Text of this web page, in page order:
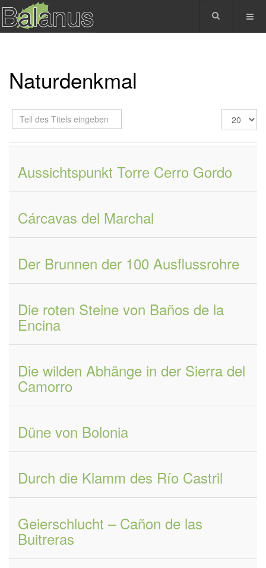
Naturdenkmal
Teil
des
Anzeige
#
Aussichtspunkt Torre Cerro Gordo
Cárcavas del Marchal
Der Brunnen der 100 Ausflussrohre
Die roten Steine von Baños de la
Encina
Die wilden Abhänge in der Sierra del
Camorro
Düne von Bolonia
Durch die Klamm des Río Castril
Geierschlucht – Cañon de las
Buitreras